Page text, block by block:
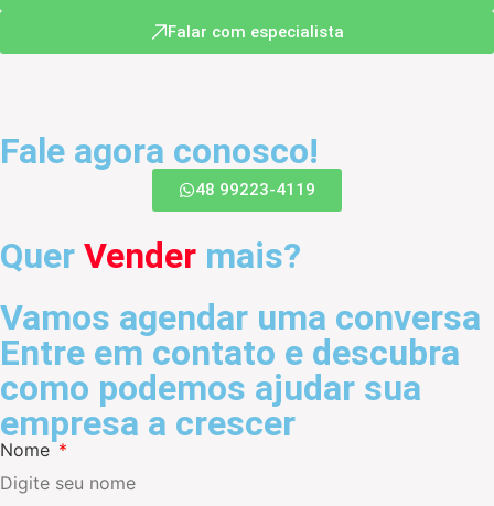
Falar com especialista
Fale agora conosco!
48 99223-4119
Quer Vender mais?
Vamos agendar uma conversa
Entre em contato e descubra
como podemos ajudar sua
empresa a crescer
Nome